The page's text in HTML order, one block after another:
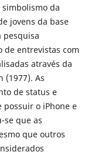
da
jovens da base
pesquisa
de entrevistas com
através da
(1977). As
de status e
o iPhone e
se que as
que outros